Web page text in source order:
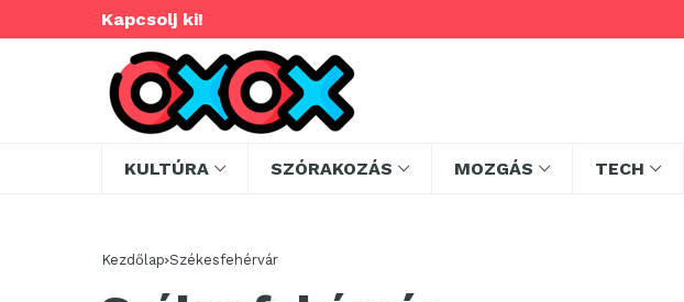
Kapcsolj ki!
KULTÚRA SZÓRAKOZÁS MOZGÁS TECH
Kezdőlap Székesfehérvár